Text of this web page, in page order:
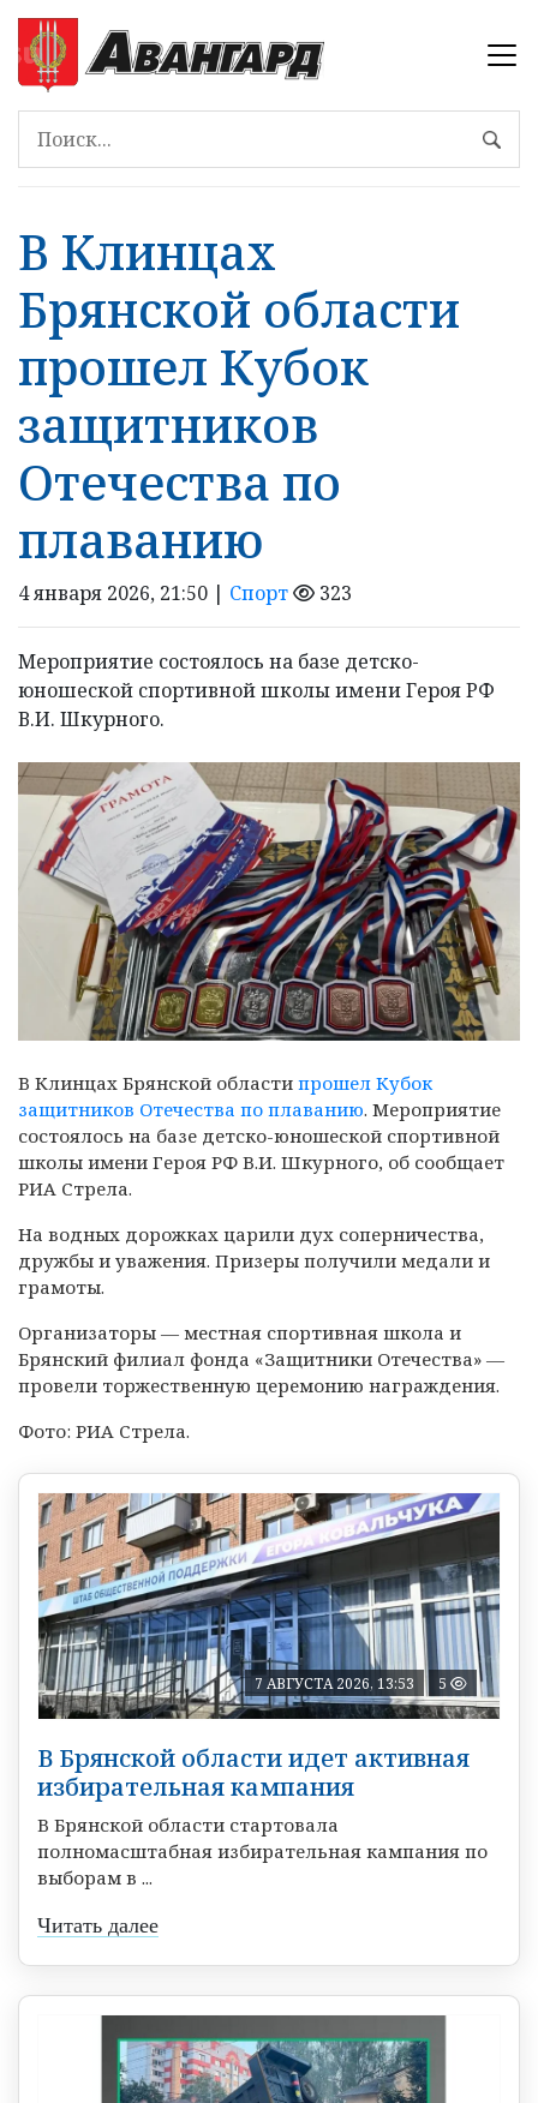
В Клинцах
Брянской области
прошел Кубок
защитников
Отечества по
плаванию
4 января 2026, 21:50 | Спорт 323
Мероприятие состоялось на базе детско-
юношеской спортивной школы имени Героя РФ
В.И. Шкурного.
В Клинцах Брянской области прошел Кубок
защитников Отечества по плаванию. Мероприятие
состоялось на базе детско-юношеской спортивной
школы имени Героя РФ В.И. Шкурного, об сообщает
РИА Стрела.
На водных дорожках царили дух соперничества,
дружбы и уважения. Призеры получили медали и
грамоты.
Организаторы — местная спортивная школа и
Брянский филиал фонда «Защитники Отечества» —
провели торжественную церемонию награждения.
Фото: РИА Стрела.
7 АВГУСТА 2026, 13:53 5
В Брянской области идет активная
избирательная кампания
В Брянской области стартовала
полномасштабная избирательная кампания по
выборам в ...
Читать далее